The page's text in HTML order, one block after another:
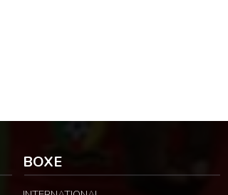
BOXE